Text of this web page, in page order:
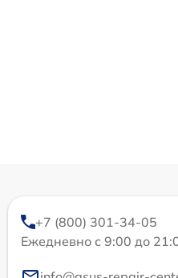
+7 (800) 301-34-05
Ежедневно с 9:00 до